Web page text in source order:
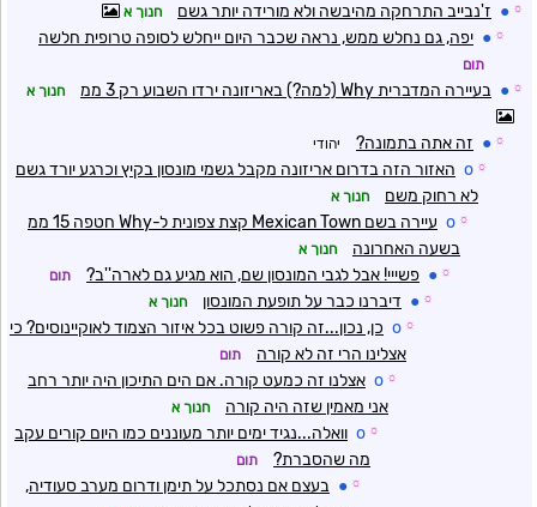
☼
● ז'נבייב התרחקה מהיבשה ולא מורידה יותר גשם חנוך א
☼
● יפה, גם נחלש ממש, נראה שכבר היום ייחלש לסופה טרופית חלשה
תום
☼
● בעיירה המדברית Why (למה?) באריזונה ירדו השבוע רק 3 ממ חנוך א
☼
● זה אתה בתמונה? יהודי
☼
o האזור הזה בדרום אריזונה מקבל גשמי מונסון בקיץ וכרגע יורד גשם
לא רחוק משם
חנוך א
☼
o
עיירה בשם Mexican Town קצת צפונית ל-Why חטפה 15 ממ
בשעה האחרונה
חנוך א
☼
● פשייי! אבל לגבי המונסון שם, הוא מגיע גם לארה''ב? תום
☼
● דיברנו כבר על תופעת המונסון חנוך א
☼
o כן, נכון...זה קורה פשוט בכל איזור הצמוד לאוקיינוסים? כי
אצלינו הרי זה לא קורה
תום
☼
o אצלנו זה כמעט קורה. אם הים התיכון היה יותר רחב
אני מאמין שזה היה קורה
חנוך א
☼
o וואלה...נגיד ימים יותר מעוננים כמו היום קורים עקב
מה שהסברת?
תום
☼
● בעצם אם נסתכל על תימן ודרום מערב סעודיה,